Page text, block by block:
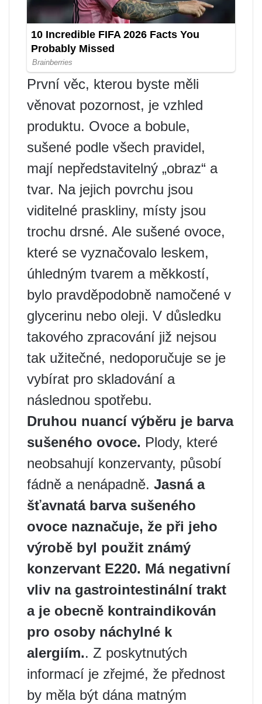
První věc, kterou byste měli
věnovat pozornost, je vzhled
produktu. Ovoce a bobule,
sušené podle všech pravidel,
mají nepředstavitelný „obraz“ a
tvar. Na jejich povrchu jsou
viditelné praskliny, místy jsou
trochu drsné. Ale sušené ovoce,
které se vyznačovalo leskem,
úhledným tvarem a měkkostí,
bylo pravděpodobně namočené v
glycerinu nebo oleji. V důsledku
takového zpracování již nejsou
tak užitečné, nedoporučuje se je
vybírat pro skladování a
následnou spotřebu.
Druhou nuancí výběru je barva
sušeného ovoce. Plody, které
neobsahují konzervanty, působí
fádně a nenápadně. Jasná a
šťavnatá barva sušeného
ovoce naznačuje, že při jeho
výrobě byl použit známý
konzervant E220. Má negativní
vliv na gastrointestinální trakt
a je obecně kontraindikován
pro osoby náchylné k
alergiím.. Z poskytnutých
informací je zřejmé, že přednost
by měla být dána matným